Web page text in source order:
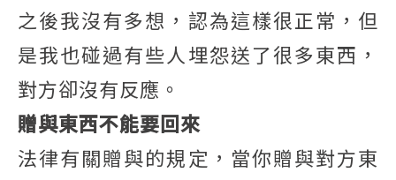
之後我沒有多想，認為這樣很正常，但
是我也碰過有些人埋怨送了很多東西，
對方卻沒有反應。
贈與東西不能要回來
法律有關贈與的規定，當你贈與對方東